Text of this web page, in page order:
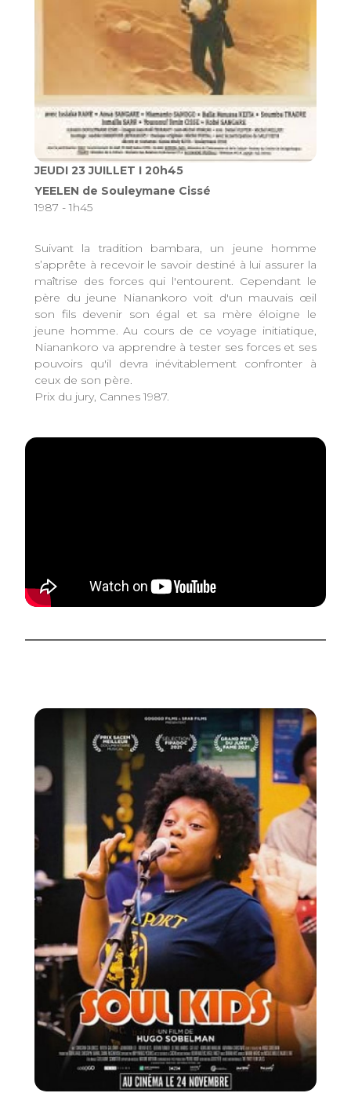
JEUDI 23 JUILLET I 20h45
YEELEN de Souleymane Cissé
1987 - 1h45
Suivant la tradition bambara, un jeune homme
s’apprête à recevoir le savoir destiné à lui assurer la
maîtrise des forces qui l'entourent. Cependant le
père du jeune Nianankoro voit d'un mauvais œil
son fils devenir son égal et sa mère éloigne le
jeune homme. Au cours de ce voyage initiatique,
Nianankoro va apprendre à tester ses forces et ses
pouvoirs qu'il devra inévitablement confronter à
ceux de son père.
Prix du jury, Cannes 1987.